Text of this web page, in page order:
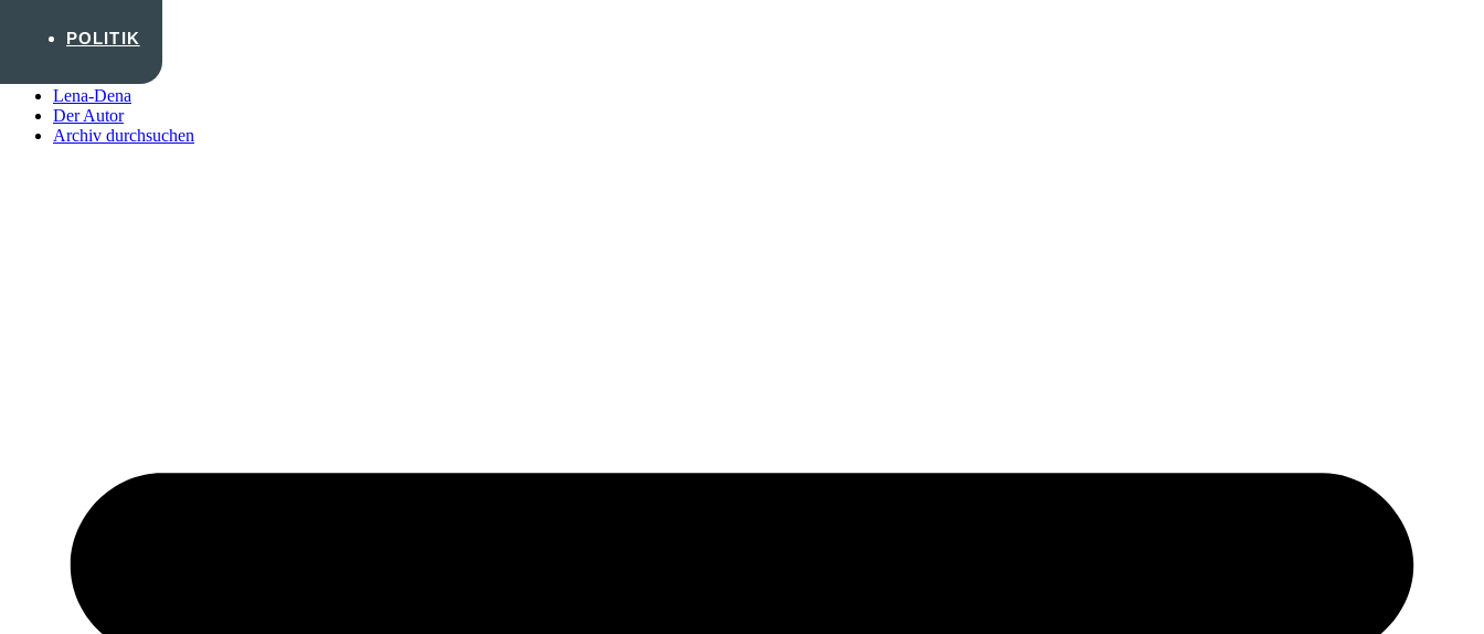
Lena-Dena
Der Autor
Archiv durchsuchen
POLITIK